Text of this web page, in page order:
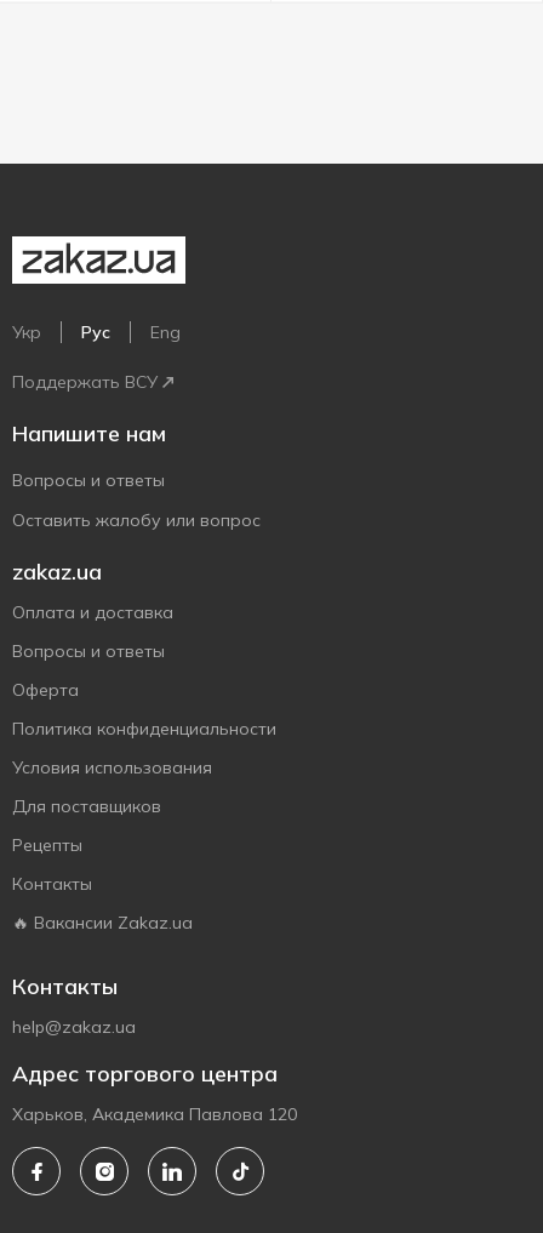
Укр Рус Eng
Поддержать ВСУ
Напишите нам
Вопросы и ответы
Оставить жалобу или вопрос
zakaz.ua
Оплата и доставка
Вопросы и ответы
Оферта
Политика конфиденциальности
Условия использования
Для поставщиков
Рецепты
Контакты
🔥 Вакансии Zakaz.ua
Контакты
help@zakaz.ua
Адрес торгового центра
Харьков, Академика Павлова 120